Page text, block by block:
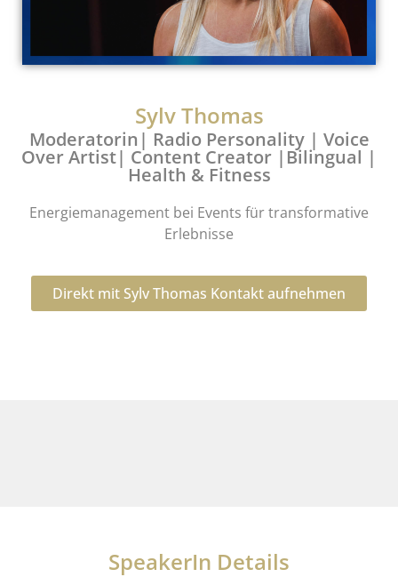
Sylv Thomas
Moderatorin| Radio Personality | Voice
Over Artist| Content Creator |Bilingual |
Health & Fitness
Energiemanagement bei Events für transformative
Erlebnisse
Direkt mit Sylv Thomas Kontakt aufnehmen
SpeakerIn Details